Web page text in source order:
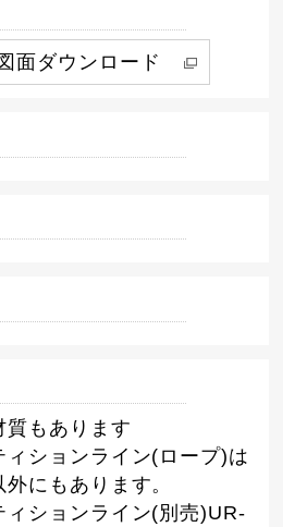
面ダウンロード
質もあります
ィションライン(ロープ)は
外にもあります。
ィションライン(別売)UR-